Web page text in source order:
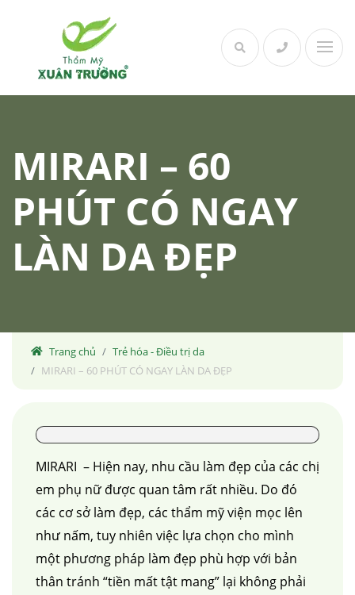
MIRARI – 60
PHÚT CÓ NGAY
LÀN DA ĐẸP
Trang chủ
Trẻ hóa - Điều trị da
MIRARI – 60 PHÚT CÓ NGAY LÀN DA ĐẸP
MIRARI – Hiện nay, nhu cầu làm đẹp của các chị
em phụ nữ được quan tâm rất nhiều. Do đó
các cơ sở làm đẹp, các thẩm mỹ viện mọc lên
như nấm, tuy nhiên việc lựa chọn cho mình
một phương pháp làm đẹp phù hợp với bản
thân tránh “tiền mất tật mang” lại không phải